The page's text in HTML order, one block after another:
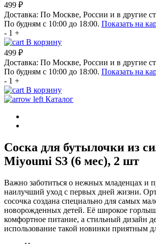
499 ₽
Доставка: По Москве, России и в другие
По будням с 10:00 до 18:00. Показать на
- 1 +
В корзину
499 ₽
Доставка: По Москве, России и в другие
По будням с 10:00 до 18:00. Показать на
- 1 +
В корзину
Каталог
Соска для бутылочки из
Мiyoumi S3 (6 мес), 2 шт
Важно заботиться о нежных младенцах и
наилучший уход с первых дней жизни.
сосочка создана специально для самых
новорожденных детей. Её широкое
комфортное питание, а стильный дизайн
использование такой новинки приятным